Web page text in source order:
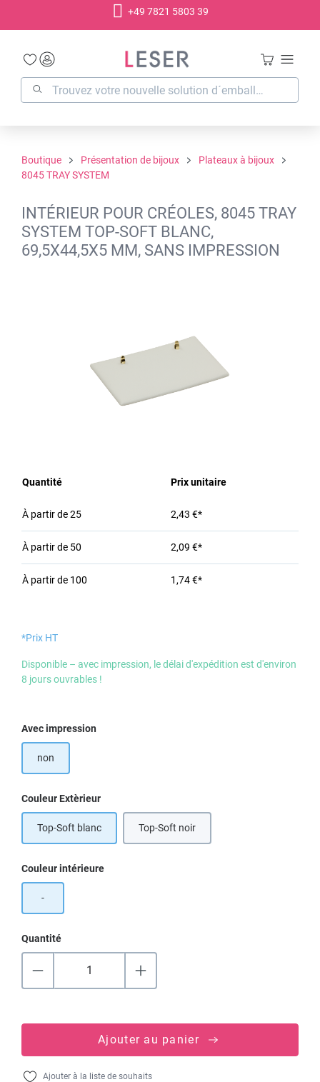
+49 7821 5803 39
Boutique Présentation de bijoux
Plateaux à bijoux
8045 TRAY SYSTEM
INTÉRIEUR POUR CRÉOLES, 8045 TRAY
SYSTEM TOP-SOFT BLANC,
69,5X44,5X5 MM, SANS IMPRESSION
Quantité Prix unitaire
À partir de25 2,43 €*
À partir de 50 2,09 €*
À partir de 100 1,74 €*
*Prix HT
Disponible – avec impression, le délai d'expédition est d'environ
8 jours ouvrables !
Sélectionnez
Avec impression
non
Sélectionnez
Couleur Extèrieur
Top-Soft blanc Top-Soft noir
Sélectionnez
Couleur intérieure
-
Quantité
Ajouter au panier
Ajouter à la liste de souhaits